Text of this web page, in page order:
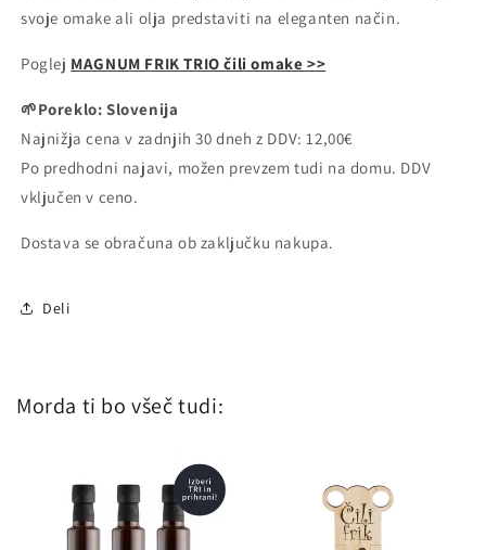
svoje omake ali olja predstaviti na eleganten način.
Poglej MAGNUM FRIK TRIO čili omake >>
🌱Poreklo: Slovenija
Najnižja cena v zadnjih 30 dneh z DDV: 12,00€
Po predhodni najavi, možen prevzem tudi na domu. DDV
vključen v ceno.
Dostava se obračuna ob zaključku nakupa.
Deli
Morda ti bo všeč tudi: